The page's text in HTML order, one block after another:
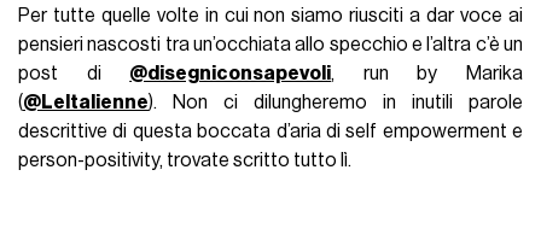
Per tutte quelle volte in cui non siamo riusciti a dar voce ai
pensieri nascosti tra un’occhiata allo specchio e l’altra c’è un
post di @disegniconsapevoli, run by Marika
(@LeItalienne). Non ci dilungheremo in inutili parole
descrittive di questa boccata d’aria di self empowerment e
person-positivity, trovate scritto tutto lì.